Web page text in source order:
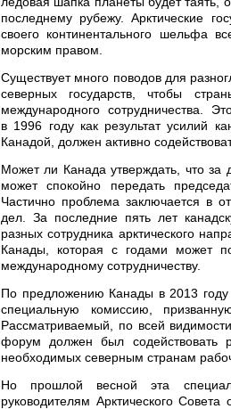
последнему рубежу. Арктические
своего континентального шельфа
морским правом.
Существует много поводов для
северных государств, чтобы
международного сотрудничества.
в 1996 году как результат усилий
Канадой, должен активно
Может ли Канада утверждать, что за
может спокойно передать
Частично проблема заключается в
дел. За последние пять лет
разных сотрудника арктического
Канады, которая с годами может
международному сотрудничеству.
По предложению Канады в 2013 году
специальную комиссию,
Рассматриваемый, по всей
форум должен был содействовать
необходимых северным странам
Но прошлой весной эта
руководителям Арктического